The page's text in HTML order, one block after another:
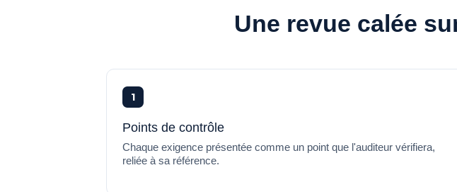
Une revue calée
1
Points de contrôle
Chaque exigence présentée comme un point que l'auditeur vérifiera,
reliée à sa référence.